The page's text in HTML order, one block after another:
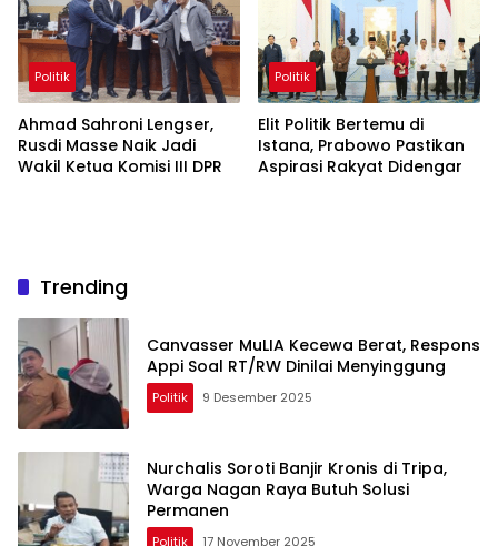
Politik
Ahmad Sahroni Lengser,
Rusdi Masse Naik Jadi
Wakil Ketua Komisi III DPR
Politik
Elit Politik Bertemu di
Istana, Prabowo Pastikan
Aspirasi Rakyat Didengar
Trending
Canvasser MuLIA Kecewa Berat, Respons
Appi Soal RT/RW Dinilai Menyinggung
Politik 9 Desember 2025
Nurchalis Soroti Banjir Kronis di Tripa,
Warga Nagan Raya Butuh Solusi
Permanen
Politik 17 November 2025